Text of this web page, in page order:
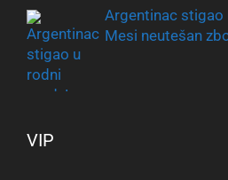
Argentinac stigao
Mesi neutešan
VIP